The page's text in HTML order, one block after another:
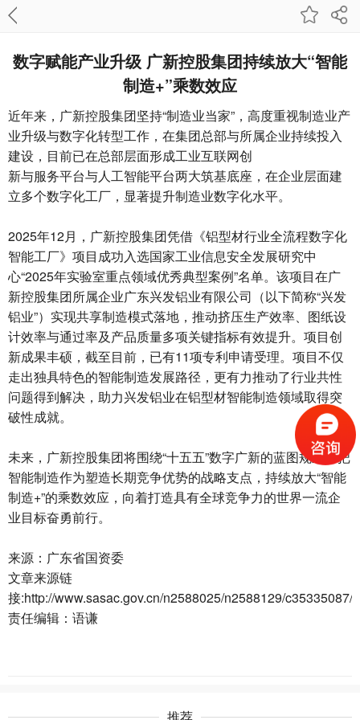
数字赋能产业升级 广新控股集团持续放大“智能
制造+”乘数效应
近年来，广新控股集团坚持“制造业当家”，高度重视制造业产
业升级与数字化转型工作，在集团总部与所属企业持续投入
建设，目前已在总部层面形成工业互联网创
新与服务平台与人工智能平台两大筑基底座，在企业层面建
立多个数字化工厂，显著提升制造业数字化水平。
2025年12月，广新控股集团凭借《铝型材行业全流程数字化
智能工厂》项目成功入选国家工业信息安全发展研究中
心“2025年实验室重点领域优秀典型案例”名单。该项目在广
新控股集团所属企业广东兴发铝业有限公司（以下简称“兴发
铝业”）实现共享制造模式落地，推动挤压生产效率、图纸设
计效率与通过率及产品质量多项关键指标有效提升。项目创
新成果丰硕，截至目前，已有11项专利申请受理。项目不仅
走出独具特色的智能制造发展路径，更有力推动了行业共性
问题得到解决，助力兴发铝业在铝型材智能制造领域取得突
破性成就。
未来，广新控股集团将围绕“十五五”数字广新的蓝图规划，把
智能制造作为塑造长期竞争优势的战略支点，持续放大“智能
制造+”的乘数效应，向着打造具有全球竞争力的世界一流企
业目标奋勇前行。
来源：广东省国资委
文章来源链
接:http://www.sasac.gov.cn/n2588025/n2588129/c35335087/
责任编辑：语谦